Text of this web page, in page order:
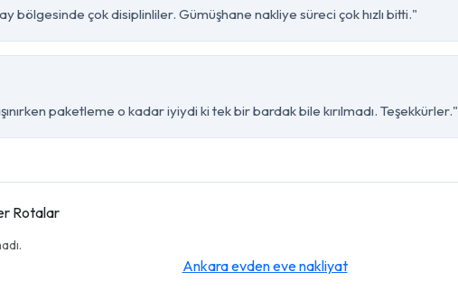
bölgesinde çok disiplinliler. Gümüşhane nakliye süreci çok hızlı bitti."
paketleme o kadar iyiydi ki tek bir bardak bile kırılmadı. Teşekkürler."
Rotalar
Ankara evden eve nakliyat